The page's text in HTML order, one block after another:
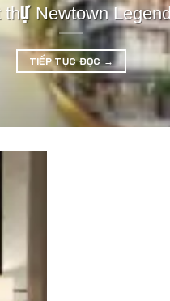
thự Newtown
TIẾP TỤC ĐỌC →